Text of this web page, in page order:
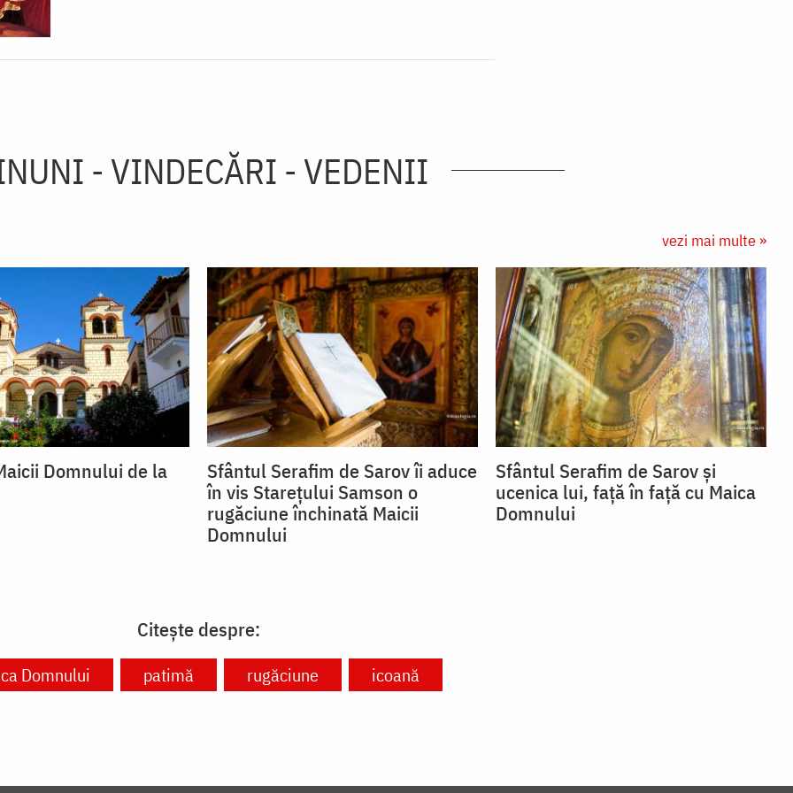
- VINDECĂRI - VEDENII
vezi mai multe »
Domnului de la
Sfântul Serafim de Sarov îi aduce
în vis Starețului Samson o
rugăciune închinată Maicii
Domnului
Sfântul Serafim de Sarov și
ucenica lui, față în față cu Maica
Domnului
Citește despre:
Domnului patimă rugăciune icoană